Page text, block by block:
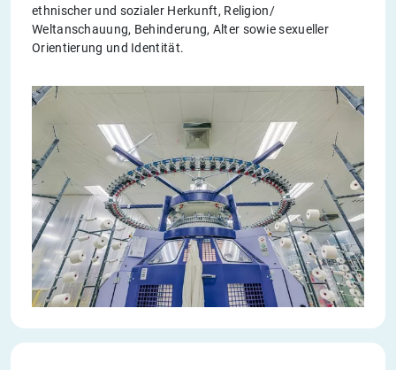
ethnischer und sozialer Herkunft, Religion/
Weltanschauung, Behinderung, Alter sowie sexueller
Orientierung und Identität.